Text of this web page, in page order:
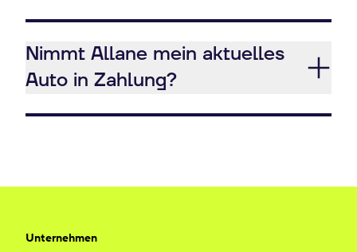
Nimmt Allane mein aktuelles
Auto in Zahlung?
Unternehmen